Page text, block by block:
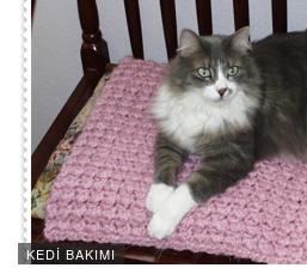
KEDI BAKIMI